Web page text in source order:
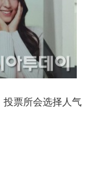
票所会选择人气